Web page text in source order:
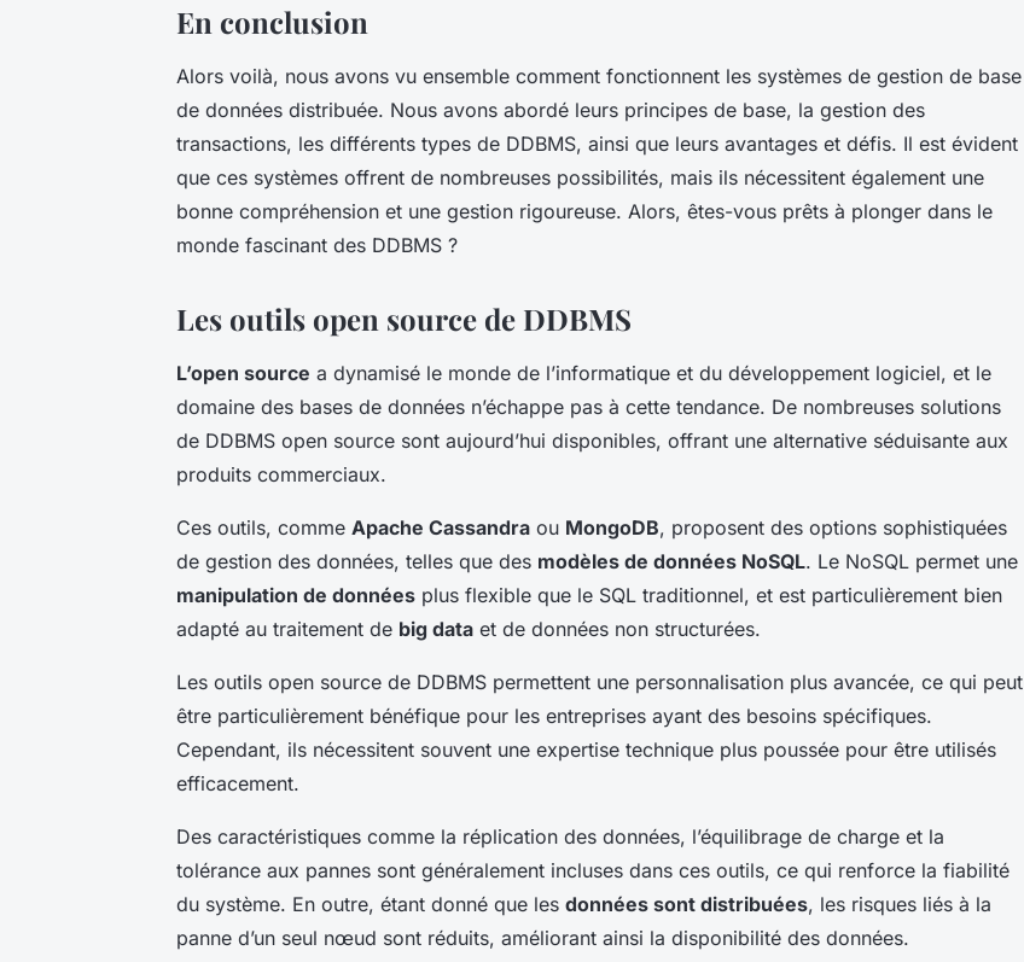
En conclusion
Alors voilà, nous avons vu ensemble comment fonctionnent les systèmes de gestion de base
de données distribuée. Nous avons abordé leurs principes de base, la gestion des
transactions, les différents types de DDBMS, ainsi que leurs avantages et défis. Il est évident
que ces systèmes offrent de nombreuses possibilités, mais ils nécessitent également une
bonne compréhension et une gestion rigoureuse. Alors, êtes-vous prêts à plonger dans le
monde fascinant des DDBMS ?
Les outils open source de DDBMS
L’open source a dynamisé le monde de l’informatique et du développement logiciel, et le
domaine des bases de données n’échappe pas à cette tendance. De nombreuses solutions
de DDBMS open source sont aujourd’hui disponibles, offrant une alternative séduisante aux
produits commerciaux.
Ces outils, comme Apache Cassandra ou MongoDB, proposent des options sophistiquées
de gestion des données, telles que des modèles de données NoSQL. Le NoSQL permet une
manipulation de données plus flexible que le SQL traditionnel, et est particulièrement bien
adapté au traitement de big data et de données non structurées.
Les outils open source de DDBMS permettent une personnalisation plus avancée, ce qui peut
être particulièrement bénéfique pour les entreprises ayant des besoins spécifiques.
Cependant, ils nécessitent souvent une expertise technique plus poussée pour être utilisés
efficacement.
Des caractéristiques comme la réplication des données, l’équilibrage de charge et la
tolérance aux pannes sont généralement incluses dans ces outils, ce qui renforce la fiabilité
du système. En outre, étant donné que les données sont distribuées, les risques liés à la
panne d’un seul nœud sont réduits, améliorant ainsi la disponibilité des données.